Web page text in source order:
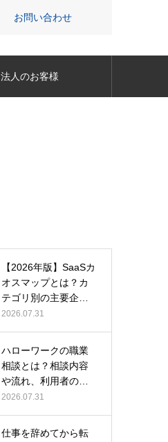
お問い合わせ
法人のお客様
【2026年版】SaaSカ
オスマップとは？カ
テゴリ別の主要企
業・市…
2026.07.31
ハローワークの職業
相談とは？相談内容
や流れ、利用者の口
コミ・質問例…
2026.07.31
仕事を辞めてから転